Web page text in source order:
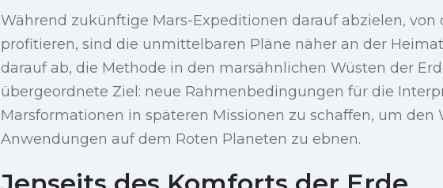
Während zukünftige Mars-Expeditionen darauf abzielen, von
profitieren, sind die unmittelbaren Pläne näher an der
darauf ab, die Methode in den marsähnlichen Wüsten der
übergeordnete Ziel: neue Rahmenbedingungen für die
Marsformationen in späteren Missionen zu schaffen, um den
Anwendungen auf dem Roten Planeten zu ebnen.